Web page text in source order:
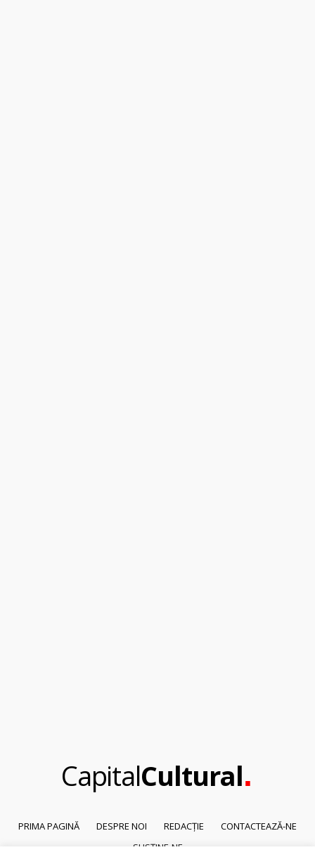
CapitalCultural.
PRIMA PAGINĂ DESPRE NOI REDACȚIE
CONTACTEAZĂ-NE
SUSȚINE-NE